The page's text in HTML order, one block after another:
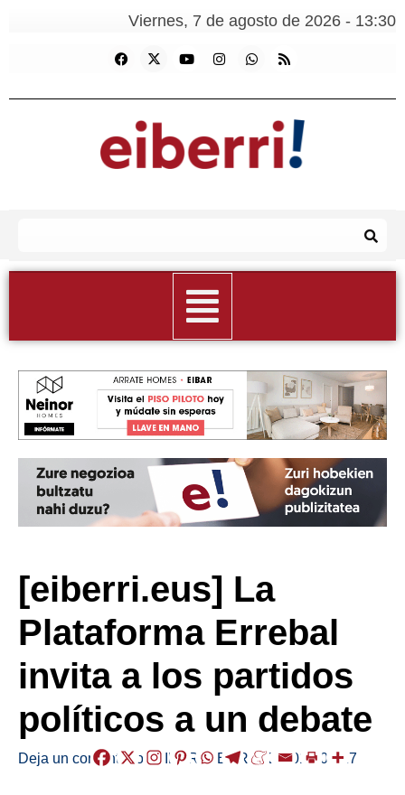
Viernes, 7 de agosto de 2026 - 13:30
[eiberri.eus] La
Plataforma Errebal
invita a los partidos
políticos a un debate
Deja un comentario /EIBAR ,HERRIAK /2019-05-17